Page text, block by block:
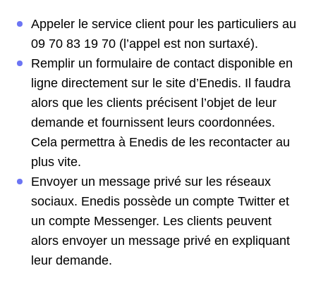
Appeler le service client pour les particuliers au
09 70 83 19 70 (l’appel est non surtaxé).
Remplir un formulaire de contact disponible en
ligne directement sur le site d’Enedis. Il faudra
alors que les clients précisent l’objet de leur
demande et fournissent leurs coordonnées.
Cela permettra à Enedis de les recontacter au
plus vite.
Envoyer un message privé sur les réseaux
sociaux. Enedis possède un compte Twitter et
un compte Messenger. Les clients peuvent
alors envoyer un message privé en expliquant
leur demande.